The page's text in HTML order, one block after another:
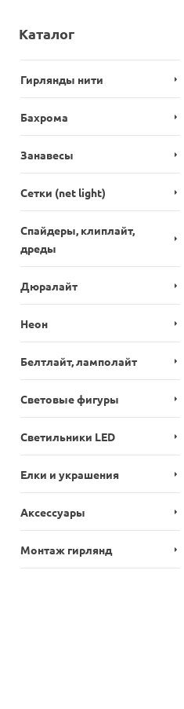
Каталог
Гирлянды нити
Бахрома
Занавесы
Сетки (net light)
Спайдеры, клиплайт,
дреды
Дюралайт
Неон
Белтлайт, ламполайт
Световые фигуры
Светильники LED
Елки и украшения
Аксессуары
Монтаж гирлянд